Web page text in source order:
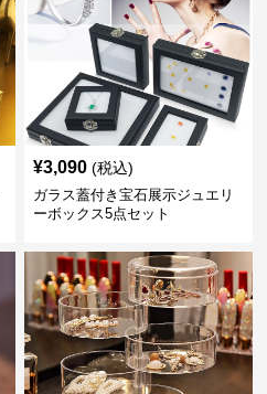
¥3,090 (税込)
ガラス蓋付き宝石展示ジュエリ
ーボックス5点セット